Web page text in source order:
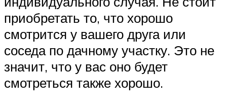
приобретать то, что хорошо
смотрится у вашего друга или
соседа по дачному участку. Это не
значит, что у вас оно будет
смотреться также хорошо.